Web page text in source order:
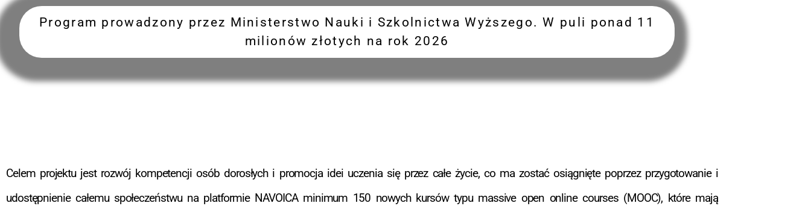
Program prowadzony przez Ministerstwo Nauki i Szkolnictwa Wyższego. W puli ponad 11
milionów złotych na rok 2026
Celem projektu jest rozwój kompetencji osób dorosłych i promocja idei uczenia się przez całe życie, co ma zostać osiągnięte poprzez przygotowanie i
udostępnienie całemu społeczeństwu na platformie NAVOICA minimum 150 nowych kursów typu massive open online courses (MOOC), które mają